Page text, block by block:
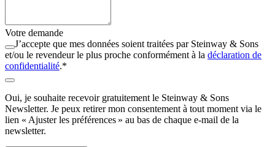
Votre demande
J’accepte que mes données soient traitées par Steinway ⁠&⁠ Sons
et/ou le revendeur le plus proche conformément à la déclaration de
confidentialité.*
Oui, je souhaite recevoir gratuitement le Steinway ⁠&⁠ Sons
Newsletter. Je peux retirer mon consentement à tout moment via le
lien « Ajuster les préférences » au bas de chaque e-mail de la
newsletter.